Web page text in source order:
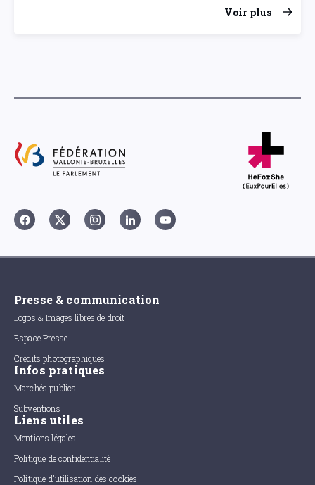
Voir plus
Presse & communication
Logos & Images libres de droit
Espace Presse
Crédits photographiques
Infos pratiques
Marchés publics
Subventions
Liens utiles
Mentions légales
Politique de confidentialité
Politique d'utilisation des cookies